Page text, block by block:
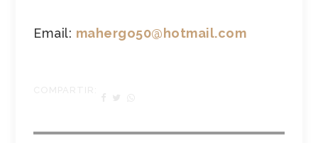
Email: mahergo50@hotmail.com